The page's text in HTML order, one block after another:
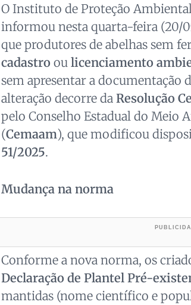
O Instituto de Proteção
informou nesta quarta-feira (20/
que produtores de abelhas sem
cadastro ou licenciamento
sem apresentar a documentação
alteração decorre da Resolução
pelo Conselho Estadual do Meio
(Cemaam), que modificou
51/2025.
Mudança na norma
Conforme a nova norma, os
Declaração de Plantel Pré-
mantidas (nome científico e